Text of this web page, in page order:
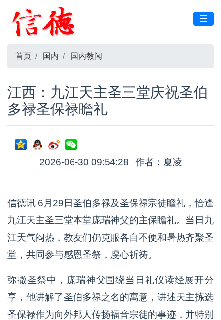
首页 国内 国内教闻
江西：九江天主圣三堂庆祝圣伯
多禄圣保禄瞻礼
2026-06-30 09:54:28 作者：夏凌
信德讯 6月29日圣伯多禄及圣保禄宗徒瞻礼，恰逢
九江天主圣三堂本堂庞瑞神父的主保瞻礼。当日九
江天气闷热，教友们仍克服各自不便和暑热齐聚圣
堂，共同参与感恩圣祭，虔心祈祷。
弥撒圣祭中，庞瑞神父围绕当日礼仪读经展开分
享，他讲解了圣伯多禄之名的寓意，讲述天主拣选
圣保禄作为向外邦人传扬福音宗徒的事迹，并特别